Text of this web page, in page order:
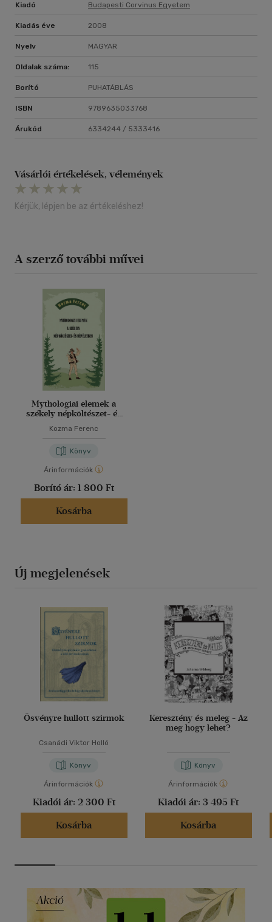
Kiadó Budapesti Corvinus Egyetem
Kiadás éve 2008
Nyelv MAGYAR
Oldalak száma: 115
Borító PUHATÁBLÁS
ISBN 9789635033768
Árukód 6334244 / 5333416
Vásárlói értékelések, vélemények
Kérjük, lépjen be az értékeléshez!
A szerző további művei
Mythologiai elemek a
székely népköltészet- és
Kozma Ferenc
Könyv
Árinformációk
Borító ár: 1 800 Ft
Kosárba
Új megjelenések
Ösvényre hullott szirmok
Csanádi Viktor Holló
Könyv
Árinformációk
Kiadói ár: 2 300 Ft
Kosárba
Keresztény és meleg - Az
meg hogy lehet?
Könyv
Árinformációk
Kiadói ár: 3 495 Ft
Kosárba